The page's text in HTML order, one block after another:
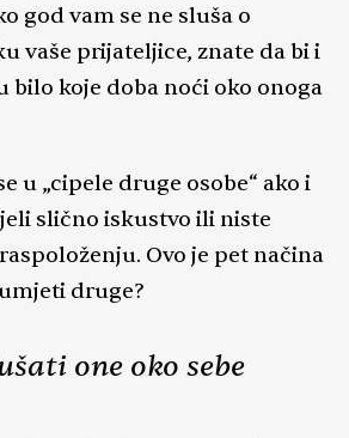
god vam se ne sluša o
vaše prijateljice, znate da bi i
bilo koje doba noći oko onoga
u „cipele druge osobe“ ako i
slično iskustvo ili niste
Ovo je pet načina
druge?
one oko sebe